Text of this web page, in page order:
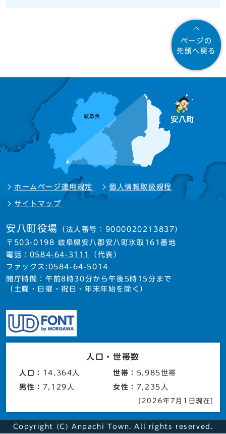
ページの
先頭へ戻る
ホームページ運用規定 個人情報取扱規程
サイトマップ
安八町役場 （法人番号：9000020213837）
〒503-0198 岐阜県安八郡安八町氷取161番地
電話： 0584-64-3111
（代表）
ファックス:0584-64-5014
開庁時間：午前8時30分から午後5時15分まで
（土曜・日曜・祝日・年末年始を除く）
人口・世帯数
人口： 14,364人 世帯： 5,985世帯
男性： 7,129人 女性： 7,235人
[2026年7月1日現在]
Copyright (C) Anpachi Town. All rights reserved.